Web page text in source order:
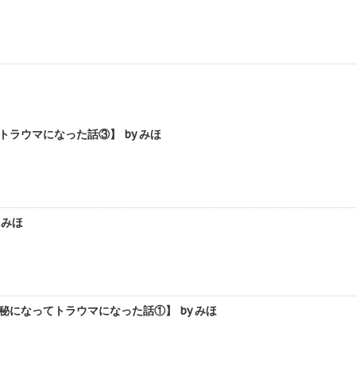
ラウマになった話③】 by みほ
ほ
になってトラウマになった話①】 by みほ